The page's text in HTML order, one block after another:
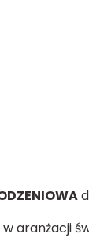
aranżacji